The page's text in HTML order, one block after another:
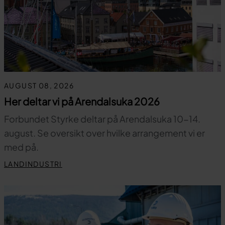
AUGUST 08, 2026
Her deltar vi på Arendalsuka 2026
Forbundet Styrke deltar på Arendalsuka 10-14.
august. Se oversikt over hvilke arrangement vi er
med på.
LANDINDUSTRI